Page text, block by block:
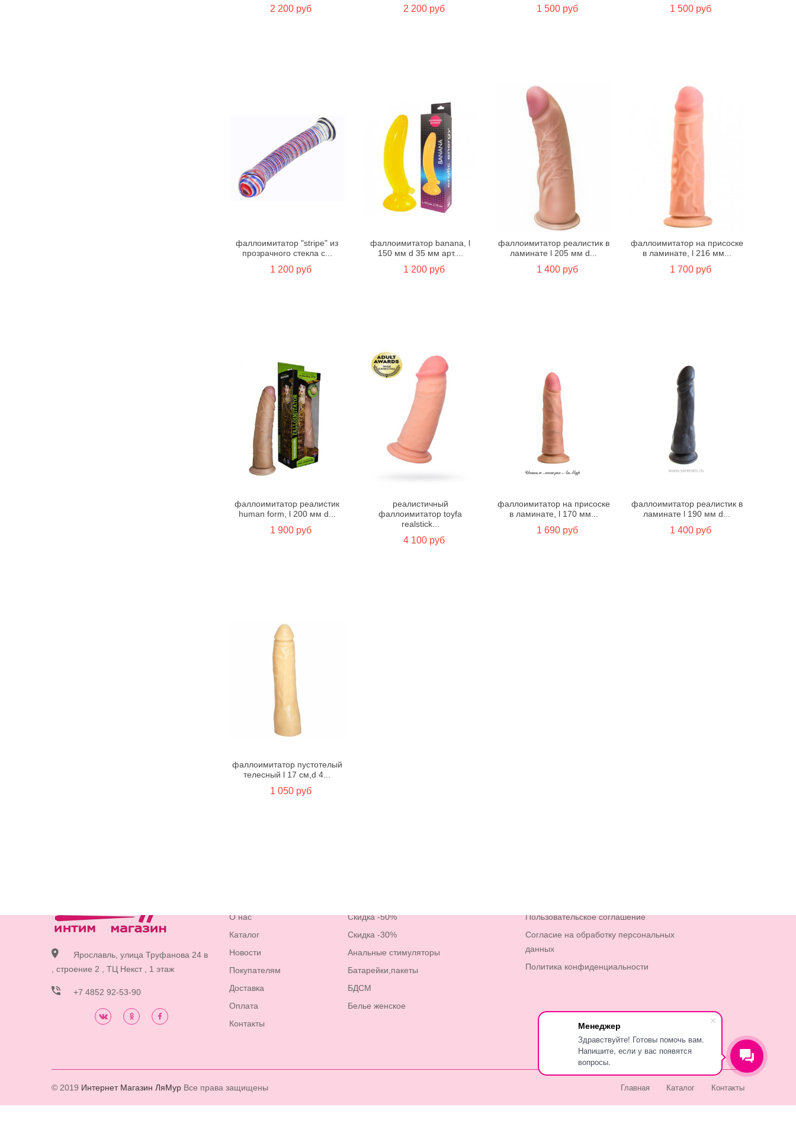
Менеджер
Здравствуйте! Готовы помочь вам.
Напишите, если у вас появятся
вопросы.
2 200 руб 2 200 руб 1 500 руб 1 500 руб
фаллоимитатор "stripe" из
прозрачного стекла с...
1 200 руб
фаллоимитатор banana, l
150 мм d 35 мм арт....
1 200 руб
фаллоимитатор реалистик в
ламинате l 205 мм d...
1 400 руб
фаллоимитатор на присоске
в ламинате, l 216 мм...
1 700 руб
фаллоимитатор реалистик
human form, l 200 мм d...
1 900 руб
реалистичный
фаллоимитатор toyfa
realstick...
4 100 руб
фаллоимитатор на присоске
в ламинате, l 170 мм...
1 690 руб
фаллоимитатор реалистик в
ламинате l 190 мм d...
1 400 руб
фаллоимитатор пустотелый
телесный l 17 см,d 4...
1 050 руб
Ярославль, улица Труфанова 24 в
, строение 2 , ТЦ Некст , 1 этаж
+7 4852 92-53-90
О нас
Каталог
Новости
Покупателям
Доставка
Оплата
Контакты
Скидка -50%
Скидка -30%
Анальные стимуляторы
Батарейки,пакеты
БДСМ
Белье женское
Пользовательское соглашение
Согласие на обработку персональных
данных
Политика конфиденциальности
© 2019 Интернет Магазин ЛяМур Все права защищены Главная Каталог Контакты